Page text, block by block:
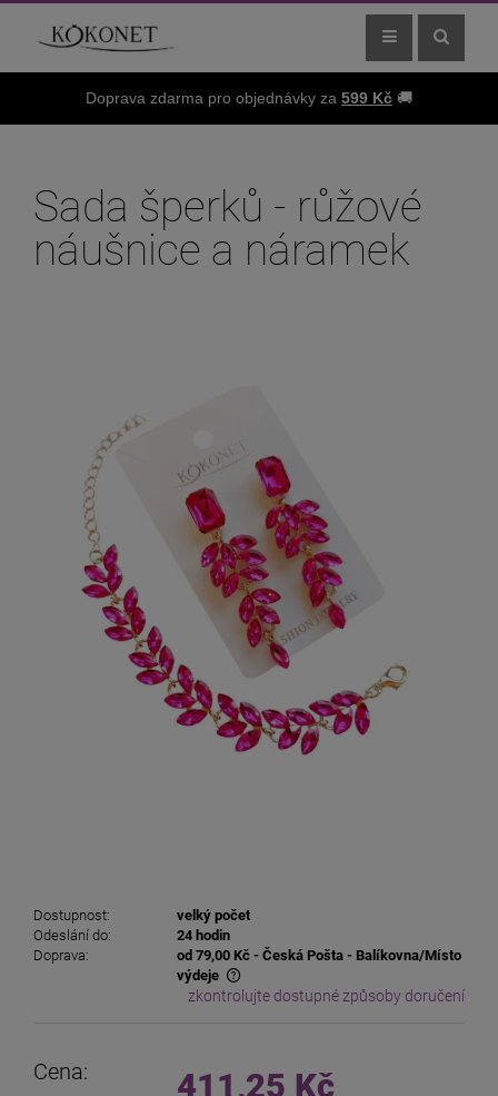
Doprava zdarma pro objednávky za 599 Kč 🚚
Sada šperků - růžové
náušnice a náramek
Dostupnost:
velký počet
Odeslání do:
24 hodin
Doprava:
od 79,00 Kč - Česká Pošta - Balíkovna/Místo
výdeje
The price does not include any possible payment costs
zkontrolujte dostupné způsoby doručení
Cena: 411,25 Kč